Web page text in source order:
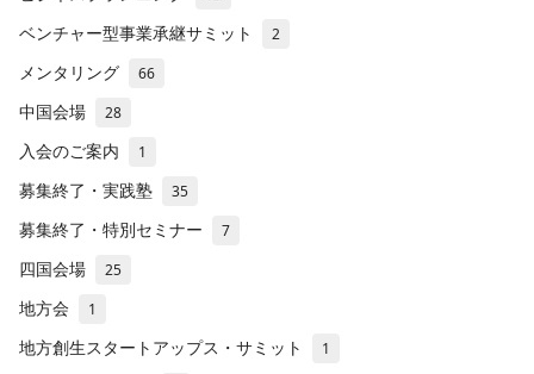
ベンチャー型事業承継サミット 2
メンタリング 66
中国会場 28
入会のご案内 1
募集終了・実践塾 35
募集終了・特別セミナー 7
四国会場 25
地方会 1
地方創生スタートアップス・サミット 1